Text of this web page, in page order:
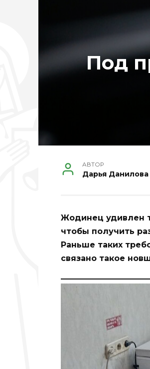
Под
АВТОР
Дарья Данилова
Жодинец удивлен
чтобы получить
Раньше таких
связано такое